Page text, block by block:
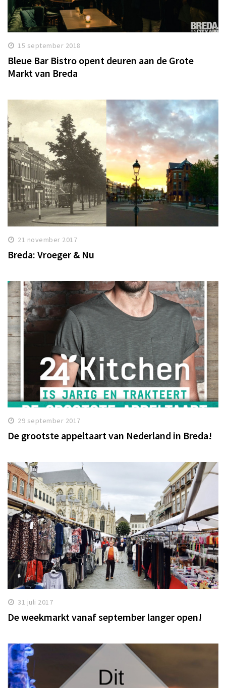
15 september 2018
Bleue Bar Bistro opent deuren aan de Grote
Markt van Breda
21 november 2017
Breda: Vroeger & Nu
29 september 2017
De grootste appeltaart van Nederland in Breda!
31 juli 2017
De weekmarkt vanaf september langer open!